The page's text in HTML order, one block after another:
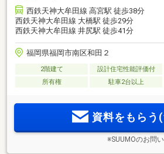
西鉄天神大牟田線 高宮駅 徒歩38分
西鉄天神大牟田線 大橋駅 徒歩29分
西鉄天神大牟田線 井尻駅 徒歩41分
福岡県福岡市南区和田２
2階建て 設計住宅性能評価付
所有権
駐車2台以上
資料をもらう
※SUUMOのお問